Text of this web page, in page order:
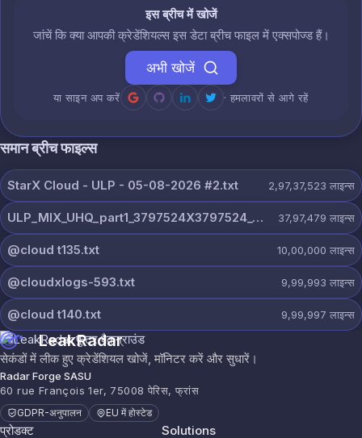
इस ब्रीच में खोजें
जांचें कि क्या आपकी क्रेडेंशियल्स इस डेटा ब्रीच फाइल में एक्सपोज्ड हैं।
अभी खोजें
या साइन अप करें · हमलावरों से आगे रहें
समान ब्रीच फाइल्स
StarX Cloud - ULP - 05-08-2026 #2.txt 2,97,37,523 लाइन्स
ULP_MIX_UHQ_part1_3797524X3797524_@dextercloud7.txt 37,97,479 लाइन्स
@cloud t135.txt 10,00,000 लाइन्स
@cloudxlogs-593.txt 9,99,993 लाइन्स
@cloud t140.txt 9,99,997 लाइन्स
LeakRadar
सेकंडों में लीक हुए क्रेडेंशियल खोजें, मॉनिटर करें और सुधारें।
Radar Forge SASU
60 rue François 1er, 75008 पेरिस, फ्रांस
GDPR-अनुपालन EU में होस्टेड
प्रोडक्ट Solutions